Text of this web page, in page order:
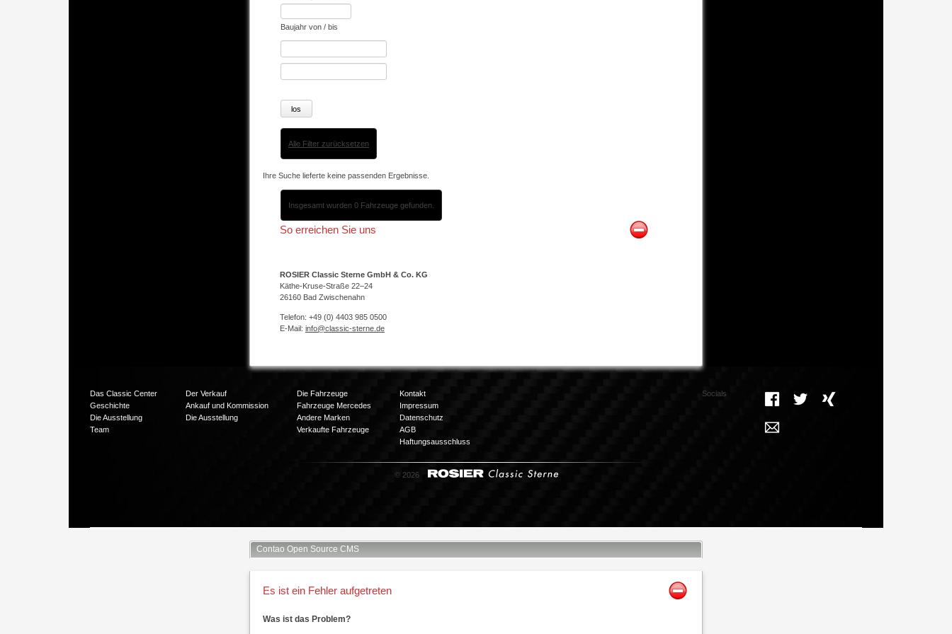
Baujahr von / bis
Alle Filter zurücksetzen
Ihre Suche lieferte keine passenden Ergebnisse.
Insgesamt wurden 0 Fahrzeuge gefunden.
So erreichen Sie uns
ROSIER Classic Sterne GmbH & Co. KG
Käthe-Kruse-Straße 22–24
26160 Bad Zwischenahn
Telefon: +49 (0) 4403 985 0500
E-Mail: info@classic-sterne.de
Das Classic Center
Geschichte
Die Ausstellung
Team
Der Verkauf
Ankauf und Kommission
Die Ausstellung
Die Fahrzeuge
Fahrzeuge Mercedes
Andere Marken
Verkaufte Fahrzeuge
Kontakt
Impressum
Datenschutz
AGB
Haftungsausschluss
© 2026
Socials Facebook Twitter
Contao Open Source CMS
Es ist ein Fehler aufgetreten
Was ist das Problem?